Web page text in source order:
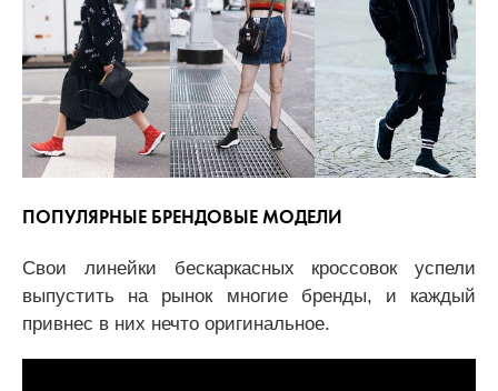
ПОПУЛЯРНЫЕ БРЕНДОВЫЕ МОДЕЛИ
Свои линейки бескаркасных кроссовок успели
выпустить на рынок многие бренды, и каждый
привнес в них нечто оригинальное.